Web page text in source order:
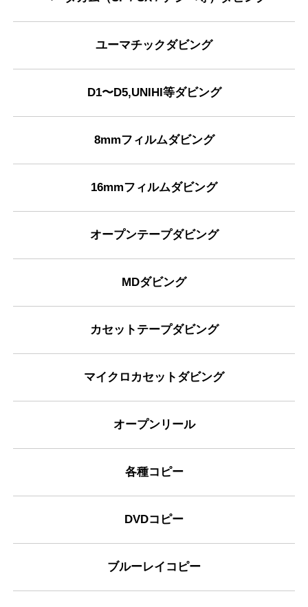
ユーマチックダビング
D1〜D5,UNIHI等ダビング
8mmフィルムダビング
16mmフィルムダビング
オープンテープダビング
MDダビング
カセットテープダビング
マイクロカセットダビング
オープンリール
各種コピー
DVDコピー
ブルーレイコピー